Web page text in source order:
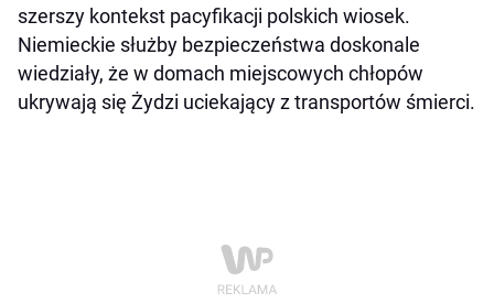
szerszy kontekst pacyfikacji polskich wiosek.
Niemieckie służby bezpieczeństwa doskonale
wiedziały, że w domach miejscowych chłopów
ukrywają się Żydzi uciekający z transportów śmierci.